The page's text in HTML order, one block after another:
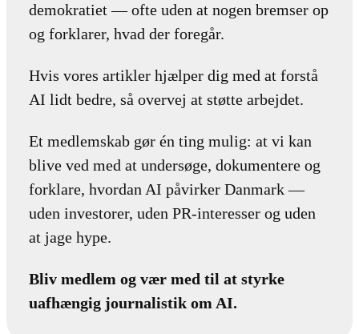
demokratiet — ofte uden at nogen bremser op
og forklarer, hvad der foregår.
Hvis vores artikler hjælper dig med at forstå
AI lidt bedre, så overvej at støtte arbejdet.
Et medlemskab gør én ting mulig: at vi kan
blive ved med at undersøge, dokumentere og
forklare, hvordan AI påvirker Danmark —
uden investorer, uden PR-interesser og uden
at jage hype.
Bliv medlem og vær med til at styrke
uafhængig journalistik om AI.